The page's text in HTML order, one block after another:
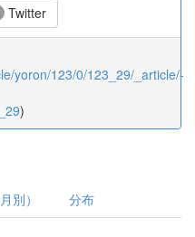
Twitter
yoron/123/0/123_29/_article/-
)
別） 分布